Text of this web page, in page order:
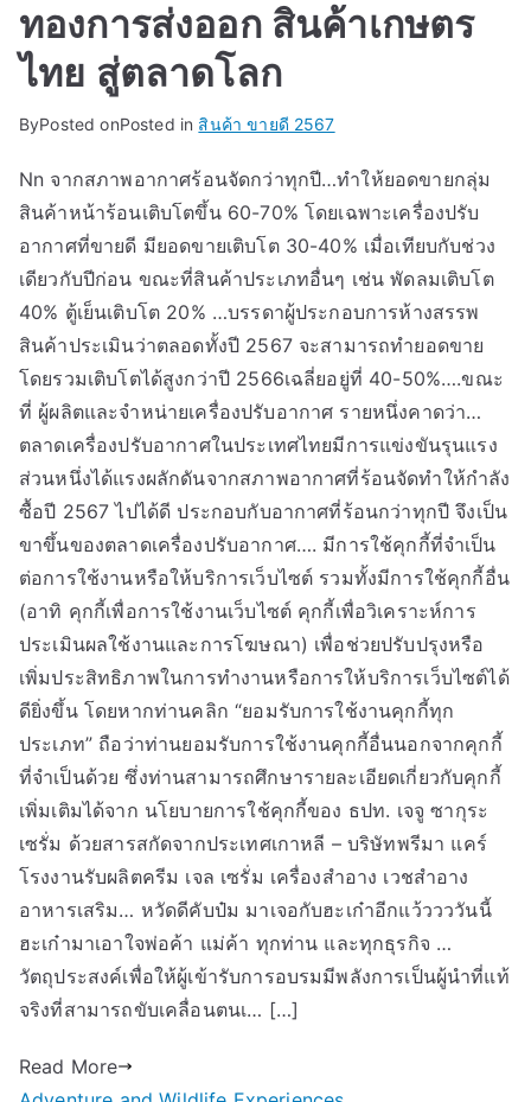
ทองการส่งออก สินค้าเกษตร
ไทย สู่ตลาดโลก
ByPosted onPosted in สินค้า ขายดี 2567
Nn จากสภาพอากาศร้อนจัดกว่าทุกปี…ทำให้ยอดขายกลุ่ม
สินค้าหน้าร้อนเติบโตขึ้น 60-70% โดยเฉพาะเครื่องปรับ
อากาศที่ขายดี มียอดขายเติบโต 30-40% เมื่อเทียบกับช่วง
เดียวกับปีก่อน ขณะที่สินค้าประเภทอื่นๆ เช่น พัดลมเติบโต
40% ตู้เย็นเติบโต 20% …บรรดาผู้ประกอบการห้างสรรพ
สินค้าประเมินว่าตลอดทั้งปี 2567 จะสามารถทำยอดขาย
โดยรวมเติบโตได้สูงกว่าปี 2566เฉลี่ยอยู่ที่ 40-50%….ขณะ
ที่ ผู้ผลิตและจำหน่ายเครื่องปรับอากาศ รายหนึ่งคาดว่า…
ตลาดเครื่องปรับอากาศในประเทศไทยมีการแข่งขันรุนแรง
ส่วนหนึ่งได้แรงผลักดันจากสภาพอากาศที่ร้อนจัดทำให้กำลัง
ซื้อปี 2567 ไปได้ดี ประกอบกับอากาศที่ร้อนกว่าทุกปี จึงเป็น
ขาขึ้นของตลาดเครื่องปรับอากาศ…. มีการใช้คุกกี้ที่จำเป็น
ต่อการใช้งานหรือให้บริการเว็บไซต์ รวมทั้งมีการใช้คุกกี้อื่น
(อาทิ คุกกี้เพื่อการใช้งานเว็บไซต์ คุกกี้เพื่อวิเคราะห์การ
ประเมินผลใช้งานและการโฆษณา) เพื่อช่วยปรับปรุงหรือ
เพิ่มประสิทธิภาพในการทำงานหรือการให้บริการเว็บไซต์ได้
ดียิ่งขึ้น โดยหากท่านคลิก “ยอมรับการใช้งานคุกกี้ทุก
ประเภท” ถือว่าท่านยอมรับการใช้งานคุกกี้อื่นนอกจากคุกกี้
ที่จำเป็นด้วย ซึ่งท่านสามารถศึกษารายละเอียดเกี่ยวกับคุกกี้
เพิ่มเติมได้จาก นโยบายการใช้คุกกี้ของ ธปท. เจจู ซากุระ
เซรั่ม ด้วยสารสกัดจากประเทศเกาหลี – บริษัทพรีมา แคร์
โรงงานรับผลิตครีม เจล เซรั่ม เครื่องสำอาง เวชสำอาง
อาหารเสริม… หวัดดีคับป๋ม มาเจอกับฮะเก๋าอีกแว้ววววันนี้
ฮะเก๋ามาเอาใจพ่อค้า แม่ค้า ทุกท่าน และทุกธุรกิจ …
วัตถุประสงค์เพื่อให้ผู้เข้ารับการอบรมมีพลังการเป็นผู้นำที่แท้
จริงที่สามารถขับเคลื่อนตนเ… […]
Read More